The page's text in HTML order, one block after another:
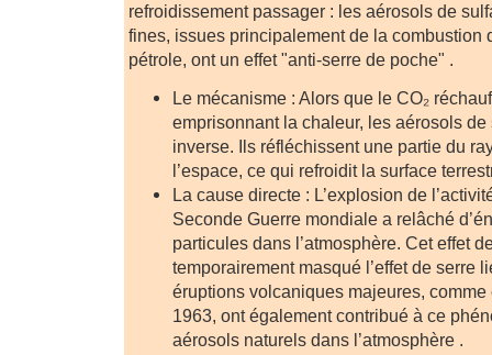
refroidissement passager : les aérosols de
fines, issues principalement de la combustion
pétrole, ont un effet "anti-serre de poche" .
Le mécanisme : Alors que le CO₂
emprisonnant la chaleur, les aérosols de
inverse. Ils réfléchissent une partie du
l’espace, ce qui refroidit la surface
La cause directe : L’explosion de
Seconde Guerre mondiale a relâché
particules dans l’atmosphère. Cet effet
temporairement masqué l’effet de serre
éruptions volcaniques majeures,
1963, ont également contribué à ce
aérosols naturels dans l’atmosphère .